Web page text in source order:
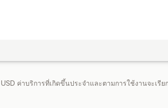
ค่าบริการที่เกิดขึ้นประจำและตามการใช้งานจะเรีย